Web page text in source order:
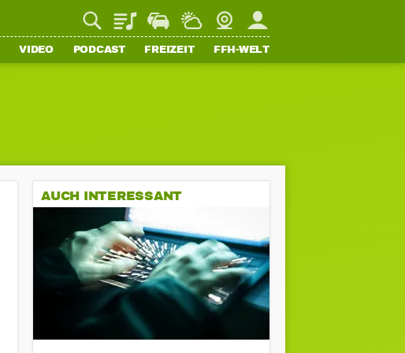
PlaylistStaupilotWetterWebcamMein FFH
VIDEO PODCAST FREIZEIT FFH-WELT
AUCH INTERESSANT